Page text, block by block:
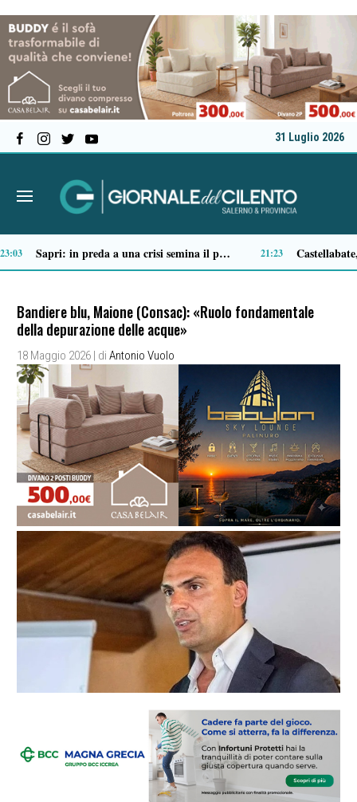
31 Luglio 2026
Ascea, nuova giunta per Sansone: Filippo Dragone vicesindaco, Egidio Criscuolo assessore ai Lavori Pubblici 14:51 Tortorella celebra la Fiera di San Basilio: tra antichi mestieri, bestiame e la musica della Bandabardò 14:49
Bandiere blu, Maione (Consac): «Ruolo fondamentale
della depurazione delle acque»
18 Maggio 2026 | di Antonio Vuolo